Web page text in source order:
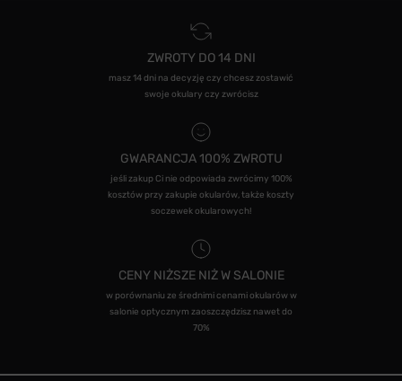
ZWROTY DO 14 DNI
masz 14 dni na decyzję czy chcesz zostawić
swoje okulary czy zwrócisz
GWARANCJA 100% ZWROTU
jeśli zakup Ci nie odpowiada zwrócimy 100%
kosztów przy zakupie okularów, także koszty
soczewek okularowych!
CENY NIŻSZE NIŻ W SALONIE
w porównaniu ze średnimi cenami okularów w
salonie optycznym zaoszczędzisz nawet do
70%